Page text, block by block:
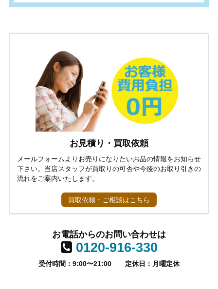
お見積り・買取依頼
メールフォームよりお売りになりたいお品の情報をお知らせ
下さい。当店スタッフが買取りの可否や今後のお取り引きの
流れをご案内いたします。
買取依頼・ご相談はこちら
お電話からのお問い合わせは
0120-916-330
受付時間：9:00〜21:00 定休日：月曜定休